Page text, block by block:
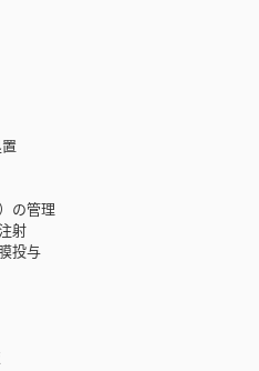
の管理
射
投与